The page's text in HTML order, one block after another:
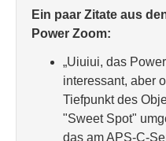
Ein paar Zitate aus
Power Zoom:
„Uiuiui, das
interessant, aber
Tiefpunkt des
"Sweet Spot"
das am APS-C-